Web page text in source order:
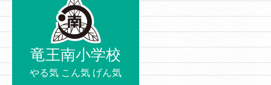
竜王南小学校
やる気 こん気 げん気